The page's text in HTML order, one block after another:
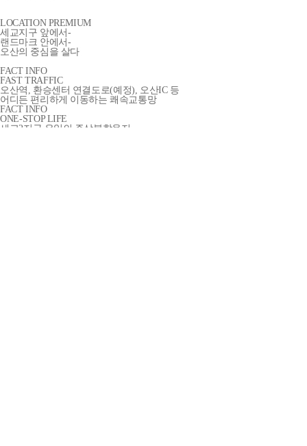
LOCATION PREMIUM
세교지구 앞에서-
랜드마크 안에서-
오산의 중심을 살다
FACT INFO
FAST TRAFFIC
오산역, 환승센터 연결도로(예정), 오산IC 등
어디든 편리하게 이동하는 쾌속교통망
FACT INFO
ONE-STOP LIFE
세교2지구 유일의 주상복합용지